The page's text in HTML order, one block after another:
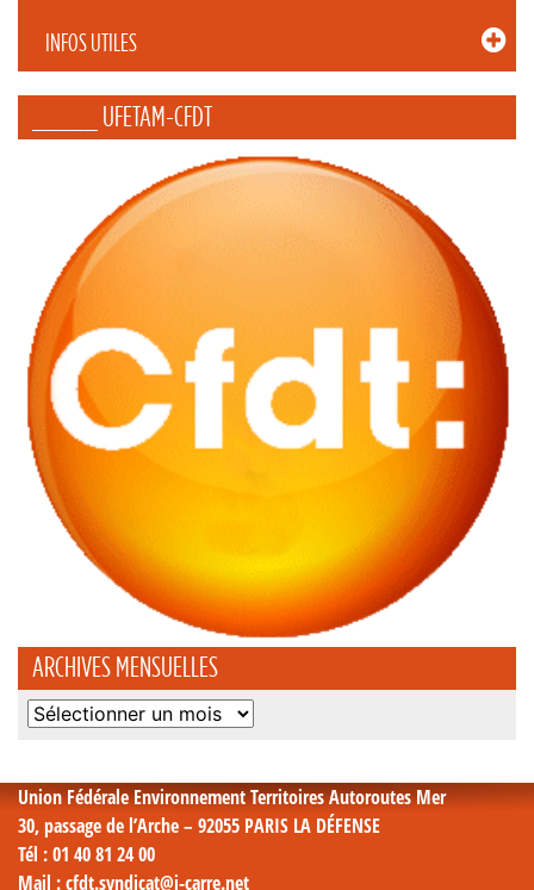
INFOS UTILES
_____ UFETAM-CFDT
ARCHIVES MENSUELLES
Archives
Union Fédérale Environnement Territoires Autoroutes Mer
30, passage de l’Arche – 92055 PARIS LA DÉFENSE
Tél : 01 40 81 24 00
Mail : cfdt.syndicat@i-carre.net